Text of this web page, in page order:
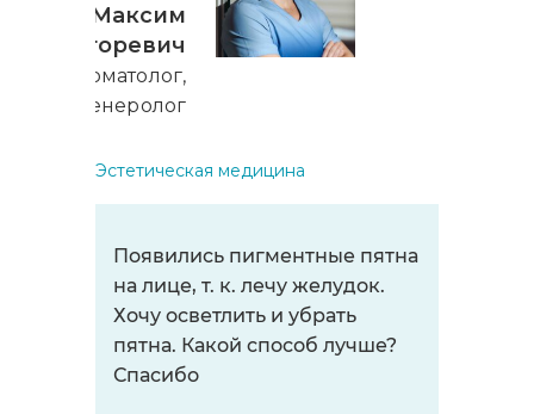
Максим
Игоревич
Дерматолог,
Эстетическая медицина
Появились пигментные пятна
на лице, т. к. лечу желудок.
Хочу осветлить и убрать
пятна. Какой способ лучше?
Спасибо